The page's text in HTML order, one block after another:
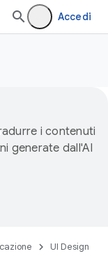
Accedi
i contenuti
generate dall'AI
UI Design